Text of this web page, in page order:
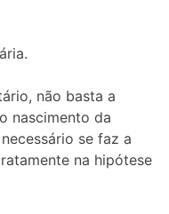
não basta a
nascimento da
se faz a
na hipótese